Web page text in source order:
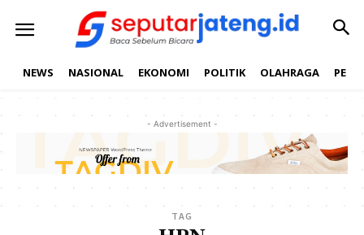
NEWS NASIONAL EKONOMI POLITIK OLAHRAGA
- Advertisement -
TAG